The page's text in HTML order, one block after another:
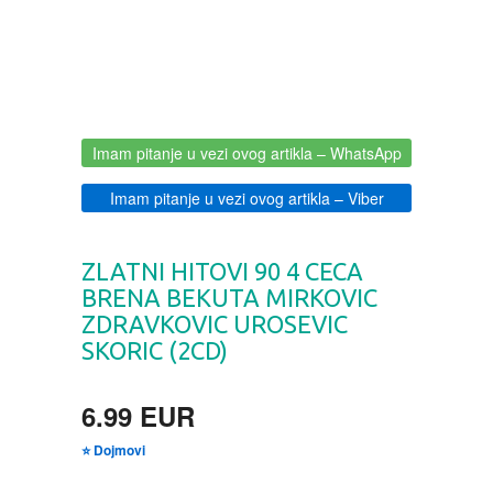
DRAMA
DRUSTVENA IGRA
DUH I TELO
EDUKATIVNI
ESEJISTIKA
100% PRIRODNO
Imam pitanje u vezi ovog artikla – WhatsApp
Imam pitanje u vezi ovog artikla – Viber
ZLATNI HITOVI 90 4 CECA
BRENA BEKUTA MIRKOVIC
ZDRAVKOVIC UROSEVIC
SKORIC (2CD)
6.99 EUR
⭐ Dojmovi